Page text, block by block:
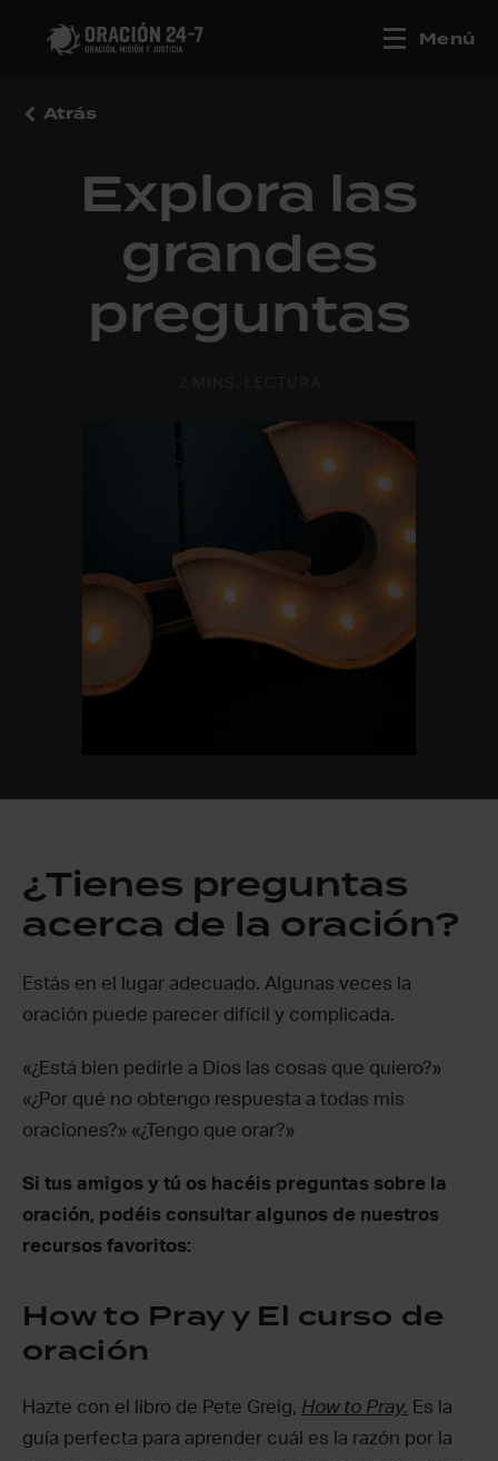
Menú
Atrás
Explora las
grandes
preguntas
¿Tienes preguntas
acerca de la oración?
Estás en el lugar adecuado. Algunas veces la
oración puede parecer difícil y complicada.
«¿Está bien pedirle a Dios las cosas que quiero?»
«¿Por qué no obtengo respuesta a todas mis
oraciones?» «¿Tengo que orar?»
Si tus amigos y tú os hacéis preguntas sobre la
oración, podéis consultar algunos de nuestros
recursos favoritos:
How to Pray y El curso de
oración
Hazte con el libro de Pete Greig, How to Pray. Es la
guía perfecta para aprender cuál es la razón por la